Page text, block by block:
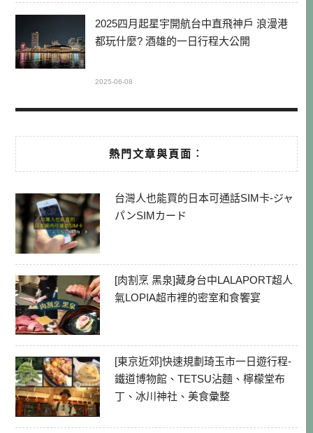
2025四月起星宇開航台中直飛神戶 浪漫港
都玩什麼? 酒雄的一日行程大公開
2025-06-08
熱門文章與頁面︰
台灣人也能買的日本可通話SIM卡-ジャ
パンSIMカード
[肉割烹 黑泉]藏身台中LALAPORT超人
氣LOPIA超市裡的密室和食饗宴
[東京近郊]快速規劃琦玉市一日遊行程-
鐵道博物館、TETSU沾麵、檸檬堂布
丁、冰川神社、美食彙整